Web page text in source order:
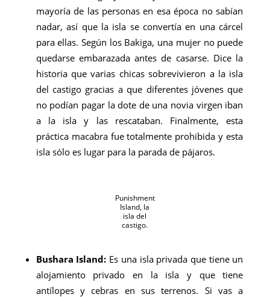
mayoría de las personas en esa época no sabían
nadar, así que la isla se convertía en una cárcel
para ellas. Según los Bakiga, una mujer no puede
quedarse embarazada antes de casarse. Dice la
historia que varias chicas sobrevivieron a la isla
del castigo gracias a que diferentes jóvenes que
no podían pagar la dote de una novia virgen iban
a la isla y las rescataban. Finalmente, esta
práctica macabra fue totalmente prohibida y esta
isla sólo es lugar para la parada de pájaros.
Punishment
Island, la
isla del
castigo.
Bushara Island: Es una isla privada que tiene un
alojamiento privado en la isla y que tiene
antílopes y cebras en sus terrenos. Si vas a